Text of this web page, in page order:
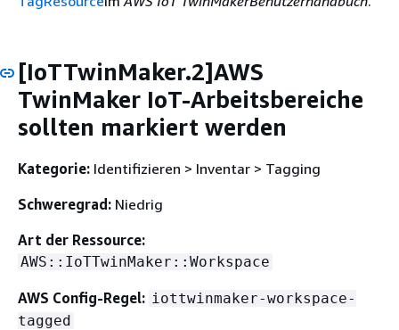
[IoTTwinMaker.2]AWS
TwinMaker IoT-Arbeitsbereiche
sollten markiert werden
Kategorie: Identifizieren > Inventar > Tagging
Schweregrad: Niedrig
Art der Ressource:
AWS::IoTTwinMaker::Workspace
AWS Config-Regel: iottwinmaker-workspace-
tagged